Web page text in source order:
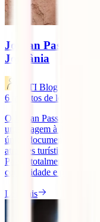
Jordan Pass:
Jordânia
IATI Blog
6
minutos de leitura
O Jordan Pass tornou-se
uma viagem à Jordânia.
único documento, o visto
atrações turísticas.
Pass é totalmente
comodidade e poupar na
Ler mais